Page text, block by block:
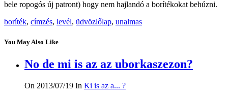
bele ropogós új patront) hogy nem hajlandó a borítékokat behúzni.
boríték, címzés, levél, üdvözlőlap, unalmas
You May Also Like
No de mi is az az uborkaszezon?
On 2013/07/19 In Ki is az a... ?